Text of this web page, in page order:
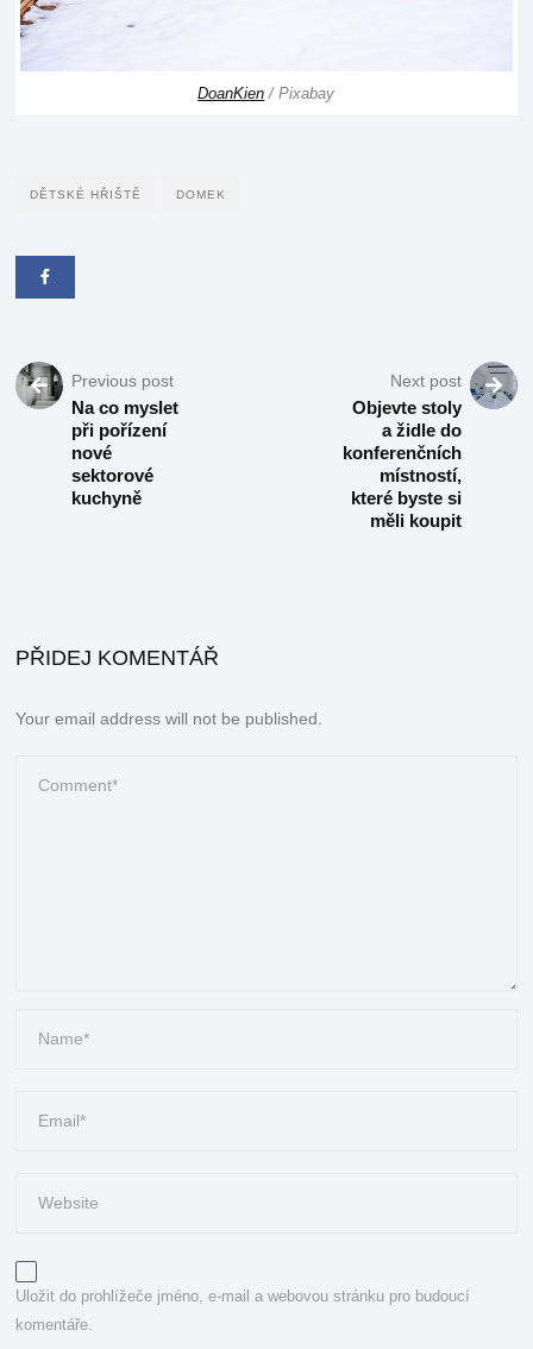
DoanKien / Pixabay
DĚTSKÉ HŘIŠTĚ DOMEK
Previous post
Na co myslet
při pořízení
nové
sektorové
kuchyně
Next post
Objevte stoly
a židle do
konferenčních
místností,
které byste si
měli koupit
PŘIDEJ KOMENTÁŘ
Your email address will not be published.
Uložit do prohlížeče jméno, e-mail a webovou stránku pro budoucí
komentáře.